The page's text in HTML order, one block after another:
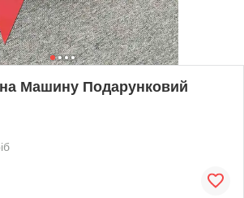
Машину Подарунковий